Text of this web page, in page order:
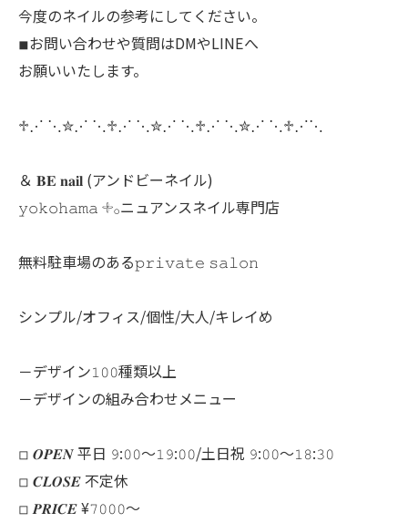
今度のネイルの参考にしてください。
◾︎お問い合わせや質問はDMやLINEへ
お願いいたします。
♱⋰ ⋱✮⋰ ⋱♱⋰ ⋱✮⋰ ⋱♱⋰ ⋱✮⋰ ⋱♱⋰⋱
＆ 𝐁𝐄 𝐧𝐚𝐢𝐥 (アンドビーネイル)
𝚢𝚘𝚔𝚘𝚑𝚊𝚖𝚊 𓇬𓂂ニュアンスネイル専門店
無料駐車場のある𝚙𝚛𝚒𝚟𝚊𝚝𝚎 𝚜𝚊𝚕𝚘𝚗
シンプル/オフィス/個性/大人/キレイめ
－デザイン𝟷𝟶𝟶種類以上
－デザインの組み合わせメニュー
◽︎ 𝑶𝑷𝑬𝑵 平日 𝟿:𝟶𝟶～𝟷𝟿:𝟶𝟶/土日祝 𝟿:𝟶𝟶～𝟷𝟾:𝟹𝟶
◽︎ 𝑪𝑳𝑶𝑺𝑬 不定休
◽︎ 𝑷𝑹𝑰𝑪𝑬 ¥𝟽𝟶𝟶𝟶～